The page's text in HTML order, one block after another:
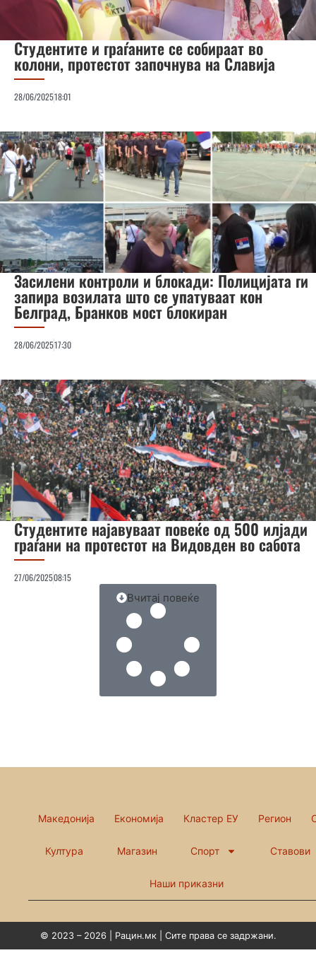
Студентите и граѓаните се собираат во
колони, протестот започнува на Славија
28/06/202518:01
Засилени контроли и блокади: Полицијата ги
запира возилата што се упатуваат кон
Белград, Бранков мост блокиран
28/06/202517:30
Студентите најавуваат повеќе од 500 илјади
граѓани на протестот на Видовден во сабота
27/06/202508:15
Вчитај повеќе
Македонија Економија Кластер ЕУ Регион
Култура Магазин Спорт Ставови
Наши приказни
© 2023 – 2026 | Рацин.мк | Сите права се задржани.